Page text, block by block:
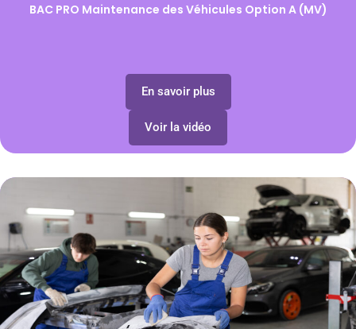
BAC PRO Maintenance des Véhicules Option A (MV)
En savoir plus
Voir la vidéo